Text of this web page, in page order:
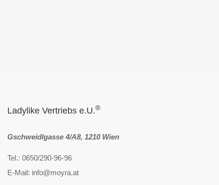
Ladylike Vertriebs e.U.®
Gschweidlgasse 4/A8, 1210 Wien
Tel.: 0650/290-96-96
E-Mail: info@moyra.at